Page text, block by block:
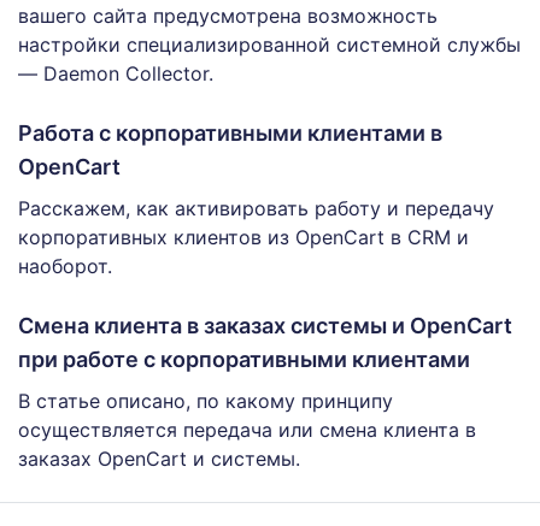
вашего сайта предусмотрена возможность
настройки специализированной системной службы
— Daemon Collector.
Работа с корпоративными клиентами в
OpenCart
Расскажем, как активировать работу и передачу
корпоративных клиентов из OpenCart в CRM и
наоборот.
Смена клиента в заказах системы и OpenCart
при работе с корпоративными клиентами
В статье описано, по какому принципу
осуществляется передача или смена клиента в
заказах OpenCart и системы.